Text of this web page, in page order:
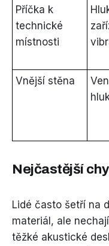
Příčka k
technické
místnosti
Vnější stěna
Nejčastější
Lidé často šetří na
materiál, ale
těžké akustické